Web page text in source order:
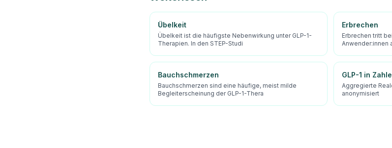
Übelkeit
Übelkeit ist die häufigste Nebenwirkung unter GLP-1-
Therapien. In den STEP-Studi
Erbrechen
Erbrechen tritt
Anwender:innen
Bauchschmerzen
Bauchschmerzen sind eine häufige, meist milde
Begleiterscheinung der GLP-1-Thera
GLP-1 in
Aggregierte
anonymisiert